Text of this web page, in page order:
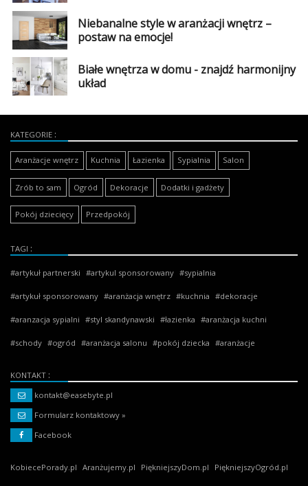
Niebanalne style w aranżacji wnętrz –
postaw na emocje!
Białe wnętrza w domu - znajdź harmonijny
układ
KATEGORIE
Aranżacje wnętrz Kuchnia Łazienka Sypialnia Salon
Zrób to sam Ogród Dekoracje Dodatki i gadżety
Pokój dziecięcy Przedpokój
TAGI
artykuł partnerski artykul sponsorowany sypialnia
artykuł sponsorowany aranżacja wnętrz kuchnia dekoracje
aranzacja sypialni styl skandynawski łazienka aranżacja kuchni
schody ogród aranżacja salonu pokój dziecka aranżacje
KONTAKT
kontakt@easebyte.pl
Formularz kontaktowy »
Facebook
KobiecePorady.pl Aranżujemy.pl PiękniejszyDom.pl PiękniejszyOgród.pl